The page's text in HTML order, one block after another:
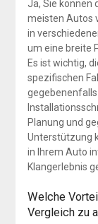
Ja, Sie können
meisten Autos
in
um eine breite
Es ist wichtig,
spezifischen
Planung und
Unterstützung
in Ihrem Auto
Klangerlebnis
Welche
Vergleich zu